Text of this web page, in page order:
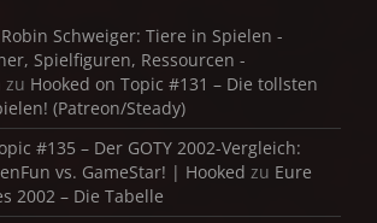
Schweiger: Tiere in Spielen -
Spielfiguren, Ressourcen -
zu Hooked on Topic #131 – Die tollsten
(Patreon/Steady)
#135 – Der GOTY 2002-Vergleich:
vs. GameStar! | Hooked zu Eure
2002 – Die Tabelle